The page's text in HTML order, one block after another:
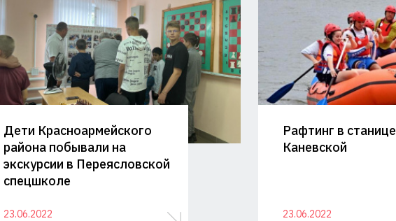
Дети Красноармейского
района побывали на
экскурсии в Переясловской
спецшколе
23.06.2022
Рафтинг в станице
Каневской
23.06.2022